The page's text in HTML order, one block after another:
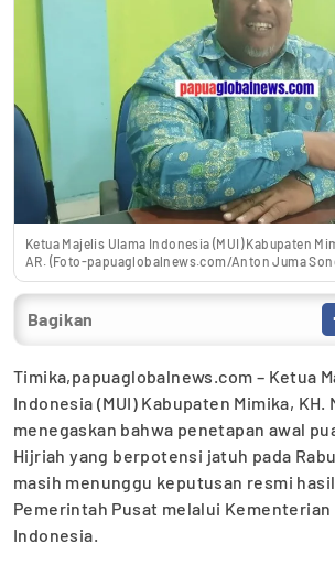
Ketua Majelis Ulama Indonesia (MUI) Kabupaten
AR. (Foto-papuaglobalnews.com/Anton Juma
Bagikan
Timika,papuaglobalnews.com – Ketua
Indonesia (MUI) Kabupaten Mimika, KH.
menegaskan bahwa penetapan awal
Hijriah yang berpotensi jatuh pada
masih menunggu keputusan resmi
Pemerintah Pusat melalui Kementerian
Indonesia.